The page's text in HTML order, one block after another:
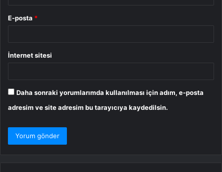
E-posta *
İnternet sitesi
Daha sonraki yorumlarımda kullanılması için adım, e-posta
adresim ve site adresim bu tarayıcıya kaydedilsin.